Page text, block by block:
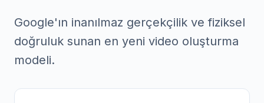
Google'ın inanılmaz gerçekçilik ve fiziksel
doğruluk sunan en yeni video oluşturma
modeli.